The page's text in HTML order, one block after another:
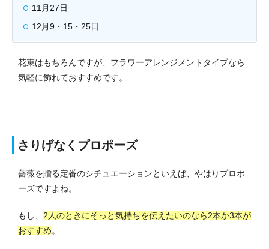
11月27日
12月9・15・25日
花束はもちろんですが、フラワーアレンジメントタイプなら
気軽に飾れておすすめです。
さりげなくプロポーズ
薔薇を贈る定番のシチュエーションといえば、やはりプロポ
ーズですよね。
もし、 2人のときにそっと気持ちを伝えたいのなら2本か3本が
おすすめ。